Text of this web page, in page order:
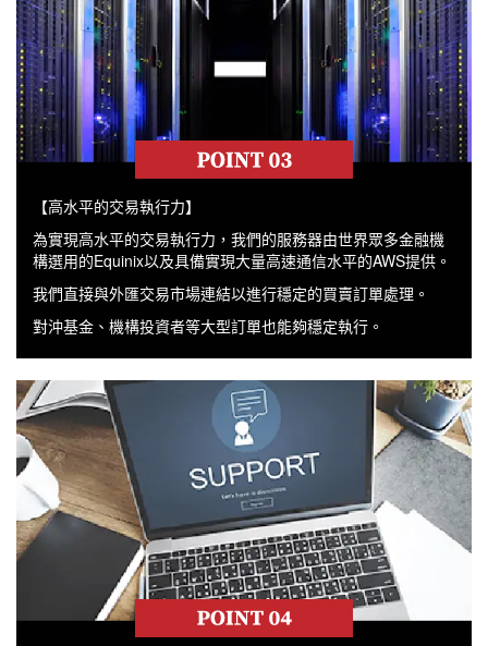
【高水平的交易執行力】
為實現高水平的交易執行力，我們的服務器由世界眾多金融機
構選用的Equinix以及具備實現大量高速通信水平的AWS提供。
我們直接與外匯交易市場連結以進行穩定的買賣訂單處理。
對沖基金、機構投資者等大型訂單也能夠穩定執行。